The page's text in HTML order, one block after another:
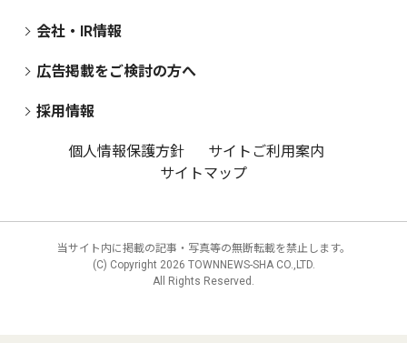
会社・IR情報
広告掲載をご検討の方へ
採用情報
個人情報保護方針
サイトご利用案内
サイトマップ
当サイト内に掲載の記事・写真等の無断転載を禁止します。
(C) Copyright 2026 TOWNNEWS-SHA CO.,LTD.
All Rights Reserved.